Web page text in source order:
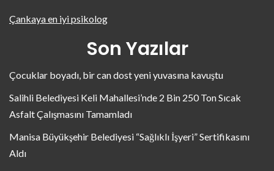
Çankaya en iyi psikolog
Son Yazılar
Çocuklar boyadı, bir can dost yeni yuvasına kavuştu
Salihli Belediyesi Keli Mahallesi’nde 2 Bin 250 Ton Sıcak
Asfalt Çalışmasını Tamamladı
Manisa Büyükşehir Belediyesi “Sağlıklı İşyeri” Sertifikasını
Aldı